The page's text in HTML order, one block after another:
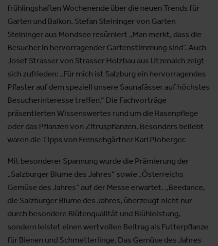
frühlingshaften Wochenende über die neuen Trends für
Garten und Balkon. Stefan Steininger von Garten
Steininger aus Mondsee resümiert „Man merkt, dass die
Besucher in hervorragender Gartenstimmung sind“. Auch
Josef Strasser von Strasser Holzbau aus Utzenaich zeigt
sich zufrieden: „Für mich ist Salzburg ein hervorragendes
Pflaster auf dem speziell unsere Saunafässer auf höchstes
Besucherinteresse treffen.“ Die Fachvorträge
präsentierten Wissenswertes rund um die Rasenpflege
oder das Pflanzen von Zitruspflanzen. Besonders beliebt
waren die Tipps von Fernsehgärtner Karl Ploberger.
Mit besonderer Spannung wurde die Prämierung der
„Salzburger Blume des Jahres“ sowie „Österreichs
Gemüse des Jahres“ auf der Messe erwartet. „Beedance,
die Salzburger Blume des Jahres, überzeugt nicht nur
durch besondere Blütenqualität und Blühleistung,
sondern leistet einen wertvollen Beitrag als Futterpflanze
für Bienen und Schmetterlinge. Das Gemüse des Jahres